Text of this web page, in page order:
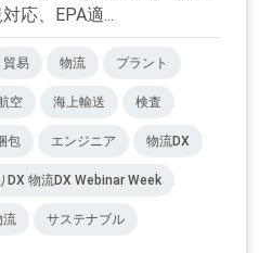
応、EPA適...
貿易 物流 プラント
空 海上輸送 検査
包 エンジニア 物流DX
DX 物流DX Webinar Week
流 サステナブル